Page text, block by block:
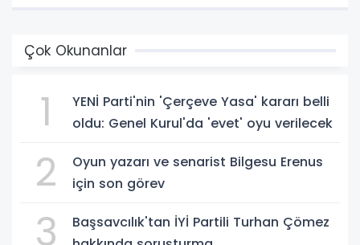
Çok Okunanlar
1
YENİ Parti'nin 'Çerçeve Yasa' kararı belli
oldu: Genel Kurul'da 'evet' oyu verilecek
2
Oyun yazarı ve senarist Bilgesu Erenus
için son görev
3
Başsavcılık'tan İYİ Partili Turhan Çömez